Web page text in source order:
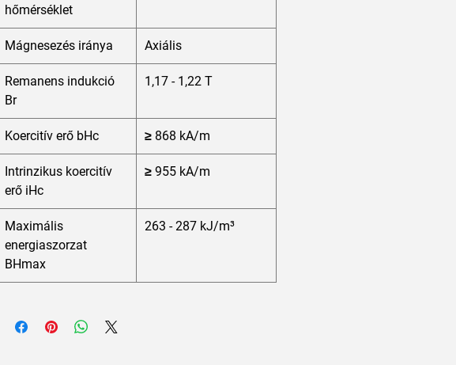
hőmérséklet
Mágnesezés iránya Axiális
Remanens indukció
Br
1,17 - 1,22 T
Koercitív erő bHc ≥ 868 kA/m
Intrinzikus koercitív
erő iHc
≥ 955 kA/m
Maximális
energiaszorzat
BHmax
263 - 287 kJ/m³